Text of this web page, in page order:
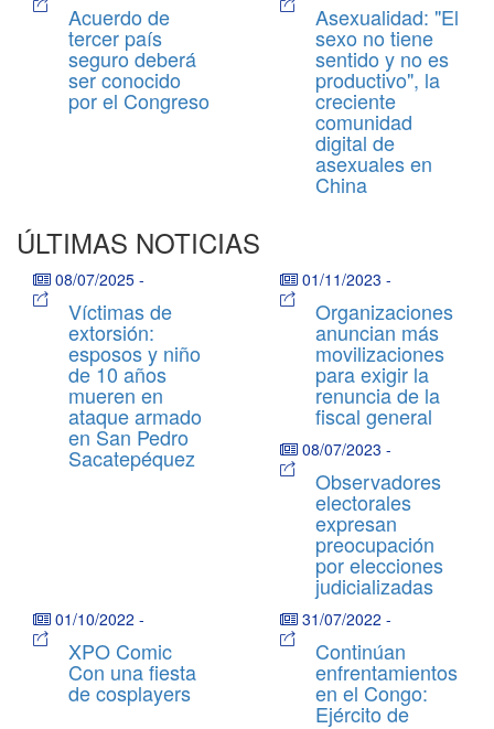
Acuerdo de
tercer país
seguro deberá
ser conocido
por el Congreso
Asexualidad: "El
sexo no tiene
sentido y no es
productivo", la
creciente
comunidad
digital de
asexuales en
China
ÚLTIMAS NOTICIAS
08/07/2025 -
Víctimas de
extorsión:
esposos y niño
de 10 años
mueren en
ataque armado
en San Pedro
Sacatepéquez
01/11/2023 -
Organizaciones
anuncian más
movilizaciones
para exigir la
renuncia de la
fiscal general
08/07/2023 -
Observadores
electorales
expresan
preocupación
por elecciones
judicializadas
01/10/2022 -
XPO Comic
Con una fiesta
de cosplayers
31/07/2022 -
Continúan
enfrentamientos
en el Congo:
Ejército de